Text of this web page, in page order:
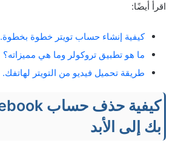
اقرأ أيضًا:
كيفية إنشاء حساب تويتر خطوة بخطوة.
ما هو تطبيق تروكولر وما هي مميزاته؟
طريقة تحميل فيديو من التويتر لهاتفك.
بك إلى الأبد